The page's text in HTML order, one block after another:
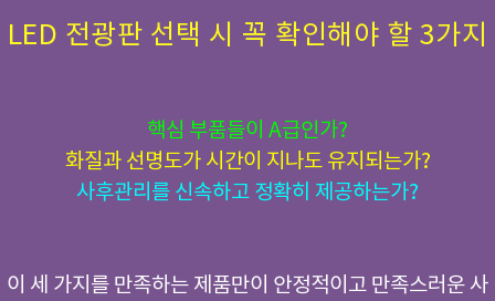
LED 전광판 선택 시 꼭 확인해야 할 3가지
핵심 부품들이 A급인가?
화질과 선명도가 시간이 지나도 유지되는가?
사후관리를 신속하고 정확히 제공하는가?
이 세 가지를 만족하는 제품만이 안정적이고 만족스러운 사